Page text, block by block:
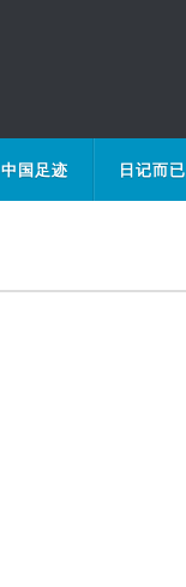
中国足迹 日记而已